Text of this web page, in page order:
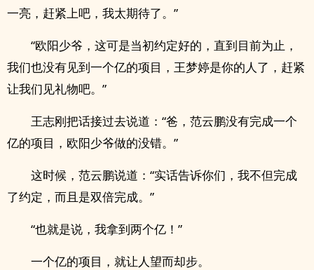
一亮，赶紧上吧，我太期待了。”
“欧阳少爷，这可是当初约定好的，直到目前为止，
我们也没有见到一个亿的项目，王梦婷是你的人了，赶紧
让我们见礼物吧。”
王志刚把话接过去说道：“爸，范云鹏没有完成一个
亿的项目，欧阳少爷做的没错。”
这时候，范云鹏说道：“实话告诉你们，我不但完成
了约定，而且是双倍完成。”
“也就是说，我拿到两个亿！”
一个亿的项目，就让人望而却步。